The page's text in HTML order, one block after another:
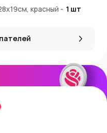
мех и декоративные
ткань одежды и
изделия. Надёжные
сувенира.
вашего
разместить рядом с
новогодней
красный - 1 шт